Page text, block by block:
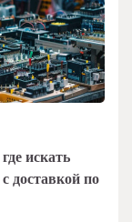
искать
доставкой по